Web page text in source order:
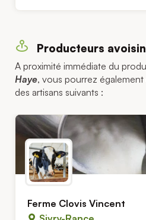
Producteurs
A proximité immédiate du
Haye, vous pourrez
des artisans suivants :
Ferme Clovis Vincent